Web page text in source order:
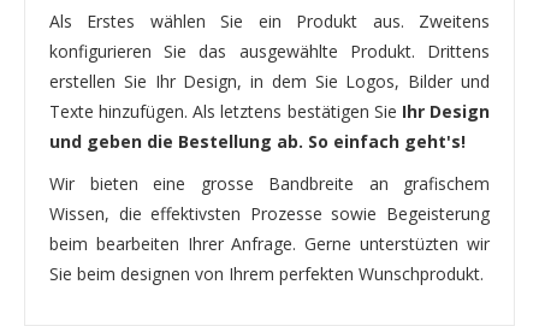
Als Erstes wählen Sie ein Produkt aus. Zweitens
konfigurieren Sie das ausgewählte Produkt. Drittens
erstellen Sie Ihr Design, in dem Sie Logos, Bilder und
Texte hinzufügen. Als letztens bestätigen Sie Ihr Design
und geben die Bestellung ab. So einfach geht's!
Wir bieten eine grosse Bandbreite an grafischem
Wissen, die effektivsten Prozesse sowie Begeisterung
beim bearbeiten Ihrer Anfrage. Gerne unterstüzten wir
Sie beim designen von Ihrem perfekten Wunschprodukt.